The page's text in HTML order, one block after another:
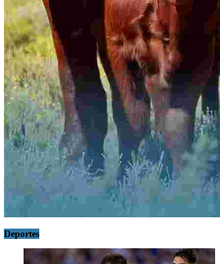
Deportes